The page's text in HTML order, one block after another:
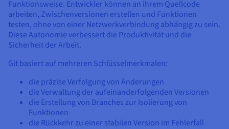
Funktionsweise. Entwickler können an ihrem Quellcode
arbeiten, Zwischenversionen erstellen und Funktionen
testen, ohne von einer Netzwerkverbindung abhängig zu sein.
Diese Autonomie verbessert die Produktivität und die
Sicherheit der Arbeit.
Git basiert auf mehreren Schlüsselmerkmalen:
die präzise Verfolgung von Änderungen
die Verwaltung der aufeinanderfolgenden Versionen
die Erstellung von Branches zur Isolierung von
Funktionen
die Rückkehr zu einer stabilen Version im Fehlerfall